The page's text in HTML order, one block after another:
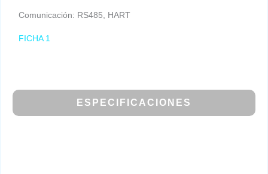
ESPECIFICACIONES
Comunicación: RS485, HART
FICHA 1